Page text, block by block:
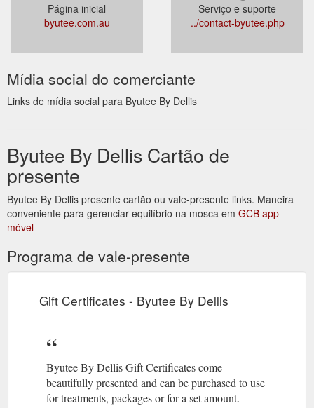
Página inicial
byutee.com.au
Serviço e suporte
../contact-byutee.php
Mídia social do comerciante
Links de mídia social para Byutee By Dellis
Byutee By Dellis Cartão de
presente
Byutee By Dellis presente cartão ou vale-presente links. Maneira
conveniente para gerenciar equilíbrio na mosca em GCB app
móvel
Programa de vale-presente
Gift Certificates - Byutee By Dellis
Byutee By Dellis Gift Certificates come
beautifully presented and can be purchased to use
for treatments, packages or for a set amount.